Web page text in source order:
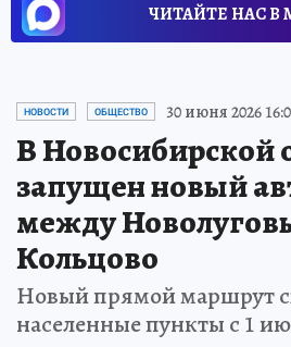
ЧИТАЙТЕ НАС В
НОВОСТИ ОБЩЕСТВО 30 июня 2026
В Новосибирской
запущен новый
между
Кольцово
Новый прямой маршрут
населенные пункты с 1